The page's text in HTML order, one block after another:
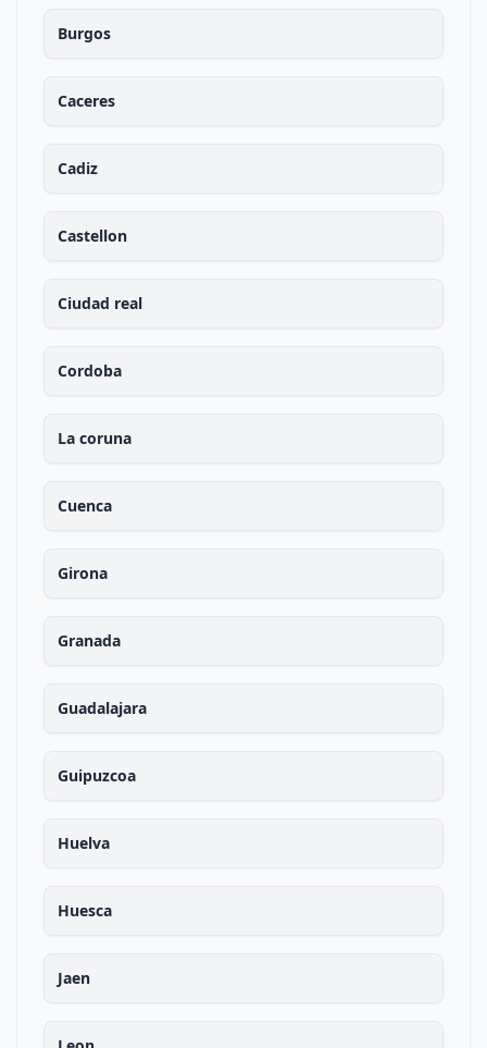
Burgos
Caceres
Cadiz
Castellon
Ciudad real
Cordoba
La coruna
Cuenca
Girona
Granada
Guadalajara
Guipuzcoa
Huelva
Huesca
Jaen